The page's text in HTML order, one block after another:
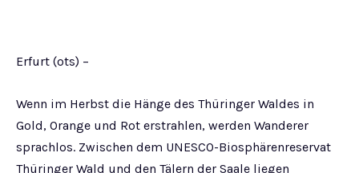
Erfurt (ots) –
Wenn im Herbst die Hänge des Thüringer Waldes in
Gold, Orange und Rot erstrahlen, werden Wanderer
sprachlos. Zwischen dem UNESCO-Biosphärenreservat
Thüringer Wald und den Tälern der Saale liegen